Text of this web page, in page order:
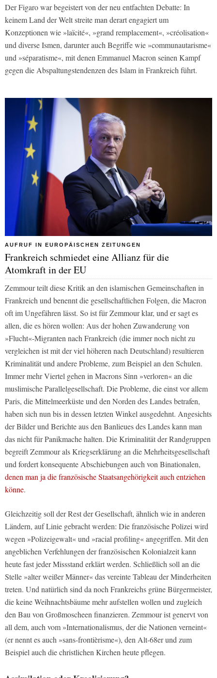
DerFigarowar begeistert von der neu entfachten Debatte: In
keinem Land der Welt streite man derart engagiert um
Konzeptionen wie »laïcité«, »grand remplacement«, »créolisation«
und diverse Ismen, darunter auch Begriffe wie »communautarisme«
und »séparatisme«, mit denen Emmanuel Macron seinen Kampf
gegen die Abspaltungstendenzen des Islam in Frankreich führt.
AUFRUF IN EUROPÄISCHEN ZEITUNGEN
Frankreich schmiedet eine Allianz für die
Atomkraft in der EU
Zemmour teilt diese Kritik an den islamischen Gemeinschaften in
Frankreich und benennt die gesellschaftlichen Folgen, die Macron
oft im Ungefähren lässt. So ist für Zemmour klar, und er sagt es
allen, die es hören wollen: Aus der hohen Zuwanderung von
»Flucht«-Migranten nach Frankreich (die immer noch nicht zu
vergleichen ist mit der viel höheren nach Deutschland) resultieren
Kriminalität und andere Probleme, zum Beispiel an den Schulen.
Immer mehr Viertel gehen in Macrons Sinn »verloren« an die
muslimische Parallelgesellschaft. Die Probleme, die einst vor allem
Paris, die Mittelmeerküste und den Norden des Landes betrafen,
haben sich nun bis in dessen letzten Winkel ausgedehnt. Angesichts
der Bilder und Berichte aus den Banlieues des Landes kann man
das nicht für Panikmache halten. Die Kriminalität der Randgruppen
begreift Zemmour als Kriegserklärung an die Mehrheitsgesellschaft
und fordert konsequente Abschiebungen auch von Binationalen,
denen man ja die französische Staatsangehörigkeit auch entziehen
könne.
Gleichzeitig soll der Rest der Gesellschaft, ähnlich wie in anderen
Ländern, auf Linie gebracht werden: Die französische Polizei wird
wegen »Polizeigewalt« und »racial profiling« angegriffen. Mit den
angeblichen Verfehlungen der französischen Kolonialzeit kann
heute fast jeder Missstand erklärt werden. Schließlich soll an die
Stelle »alter weißer Männer« das vereinte Tableau der Minderheiten
treten. Und natürlich sind da noch Frankreichs grüne Bürgermeister,
die keine Weihnachtsbäume mehr aufstellen wollen und zugleich
den Bau von Großmoscheen finanzieren. Zemmour ist genervt von
all dem, auch vom »Internationalismus, der die Nationen verneint«
(er nennt es auch »sans-frontièrisme«), den Alt-68er und zum
Beispiel auch die christlichen Kirchen heute pflegen.